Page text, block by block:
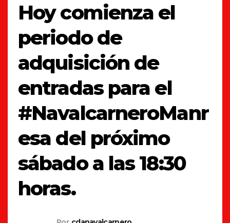
Hoy comienza el
periodo de
adquisición de
entradas para el
#NavalcarneroManr
esa del próximo
sábado a las 18:30
horas.